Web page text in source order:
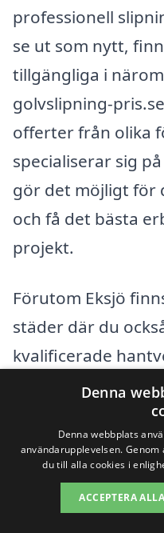
professionell
se ut som nytt,
tillgängliga i
golvslipning-
offerter från olika
specialiserar sig
gör det möjligt för
och få det bästa
projekt.
Förutom Eksjö
städer där du
kvalificerade
Här är några av
Nässjö
Vetlanda
Hultsfred
Denna
Denna webbplats
användarupplevelsen.
du till alla cookies i
ACCEPTERA ALLA